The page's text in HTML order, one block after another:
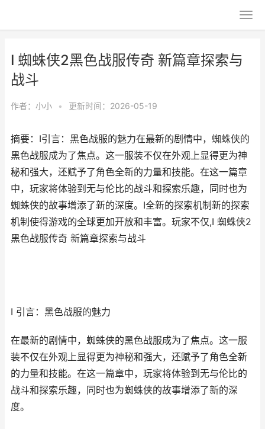
I 蜘蛛侠2黑色战服传奇 新篇章探索与
战斗
作者： 小小 • 更新时间：2026-05-19
摘要：I引言：黑色战服的魅力在最新的剧情中，蜘蛛侠的
黑色战服成为了焦点。这一服装不仅在外观上显得更为神
秘和强大，还赋予了角色全新的力量和技能。在这一篇章
中，玩家将体验到无与伦比的战斗和探索乐趣，同时也为
蜘蛛侠的故事增添了新的深度。I全新的探索机制新的探索
机制使得游戏的全球更加开放和丰富。玩家不仅,I 蜘蛛侠2
黑色战服传奇 新篇章探索与战斗
I 引言：黑色战服的魅力
在最新的剧情中，蜘蛛侠的黑色战服成为了焦点。这一服
装不仅在外观上显得更为神秘和强大，还赋予了角色全新
的力量和技能。在这一篇章中，玩家将体验到无与伦比的
战斗和探索乐趣，同时也为蜘蛛侠的故事增添了新的深
度。